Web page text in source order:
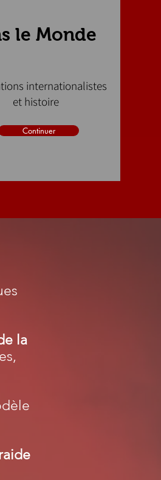
le Monde
internationalistes
et histoire
Continuer
la